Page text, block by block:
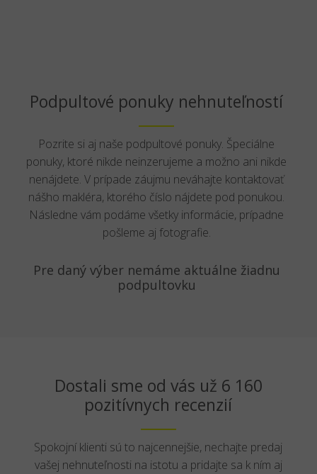
Podpultové ponuky nehnuteľností
Pozrite si aj naše podpultové ponuky. Špeciálne
ponuky, ktoré nikde neinzerujeme a možno ani nikde
nenájdete. V prípade záujmu neváhajte kontaktovať
nášho makléra, ktorého číslo nájdete pod ponukou.
Následne vám podáme všetky informácie, prípadne
pošleme aj fotografie.
Pre daný výber nemáme aktuálne žiadnu
podpultovku
Dostali sme od vás už 6 160
pozitívnych recenzií
Spokojní klienti sú to najcennejšie, nechajte predaj
vašej nehnuteľnosti na istotu a pridajte sa k ním aj